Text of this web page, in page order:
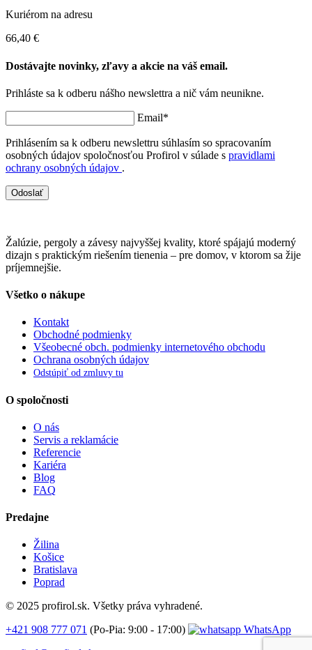
Kuriérom na adresu
66,40 €
Dostávajte novinky, zľavy a akcie na váš email.
Prihláste sa k odberu nášho newslettra a nič vám neunikne.
Email*
Prihlásením sa k odberu newslettru súhlasím so spracovaním
osobných údajov spoločnosťou Profirol v súlade s pravidlami
ochrany osobných údajov .
Odoslať
Žalúzie, pergoly a závesy najvyššej kvality, ktoré spájajú moderný
dizajn s praktickým riešením tienenia – pre domov, v ktorom sa žije
príjemnejšie.
Všetko o nákupe
Kontakt
Obchodné podmienky
Všeobecné obch. podmienky internetového obchodu
Ochrana osobných údajov
Odstúpiť od zmluvy tu
O spoločnosti
O nás
Servis a reklamácie
Referencie
Kariéra
Blog
FAQ
Predajne
Žilina
Košice
Bratislava
Poprad
© 2025 profirol.sk. Všetky práva vyhradené.
+421 908 777 071 (Po-Pia: 9:00 - 17:00)
WhatsApp